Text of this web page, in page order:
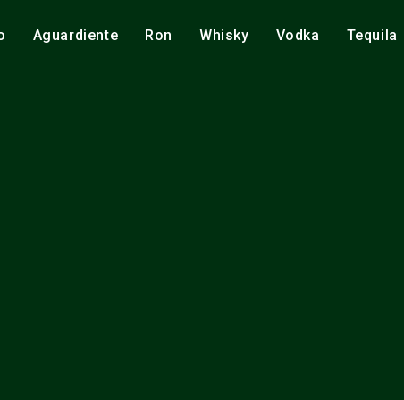
Aguardiente Ron Whisky Vodka Tequila